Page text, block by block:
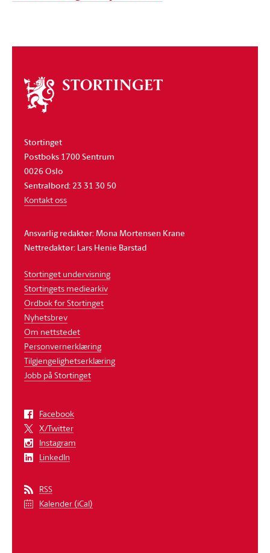
Om
stortinget
Stortinget
Postboks 1700 Sentrum
0026 Oslo
Sentralbord: 23 31 30 50
Kontakt oss
Ansvarlig redaktør: Mona Mortensen Krane
Nettredaktør: Lars Henie Barstad
Stortinget undervisning
Stortingets mediearkiv
Ordbok for Stortinget
Nyhetsbrev
Om nettstedet
Personvernerklæring
Tilgjengelighetserklæring
Jobb på Stortinget
Facebook
X/Twitter
Instagram
LinkedIn
RSS
Kalender (iCal)